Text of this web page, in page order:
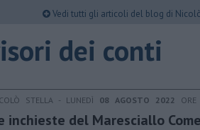
Vedi tutti gli articoli del blog di
dei conti
STELLA - LUNEDÌ 08 AGOSTO 2022
inchieste del Maresciallo